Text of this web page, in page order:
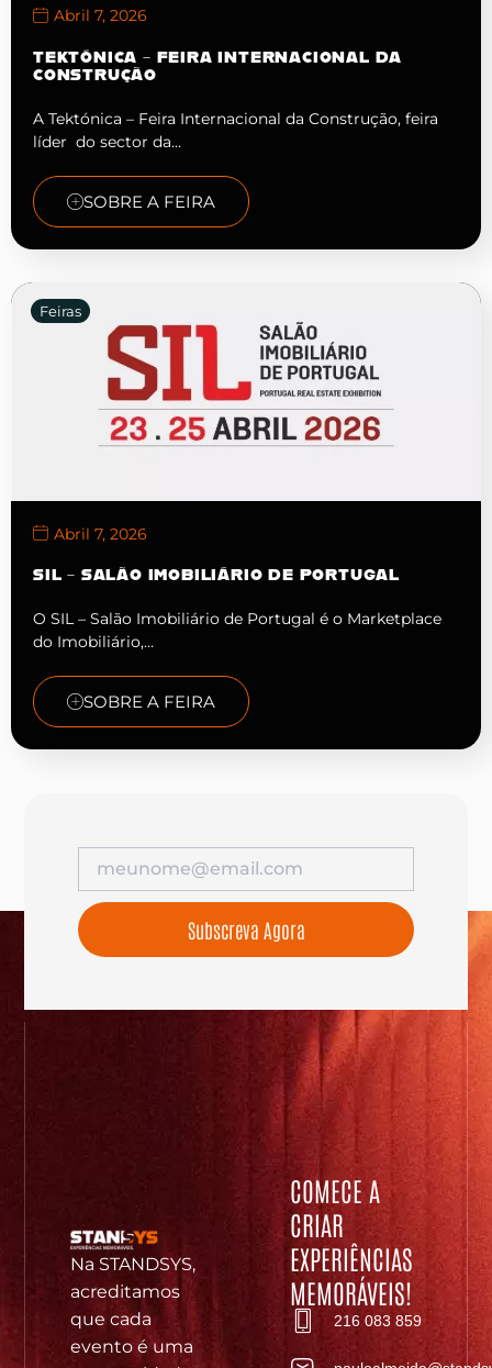
Abril 7, 2026
TEKTÓNICA – FEIRA INTERNACIONAL DA
CONSTRUÇÃO
A Tektónica – Feira Internacional da Construção, feira
líder do sector da…
SOBRE A FEIRA
Feiras
Abril 7, 2026
SIL – SALÃO IMOBILIÁRIO DE PORTUGAL
O SIL – Salão Imobiliário de Portugal é o Marketplace
do Imobiliário,…
SOBRE A FEIRA
Subscreva Agora
Na STANDSYS,
acreditamos
que cada
evento é uma
COMECE A
CRIAR
EXPERIÊNCIAS
MEMORÁVEIS!
216 083 859